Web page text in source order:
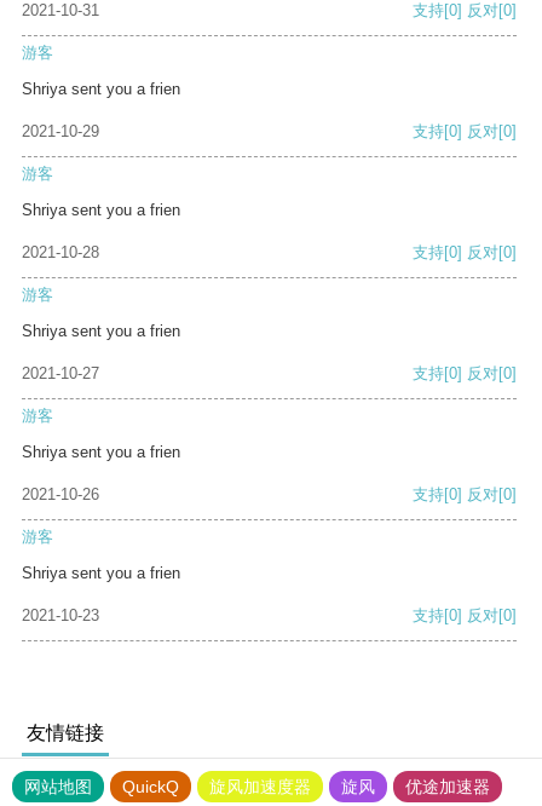
2021-10-31 支持[0] 反对[0]
游客
Shriya sent you a frien
2021-10-29 支持[0] 反对[0]
游客
Shriya sent you a frien
2021-10-28 支持[0] 反对[0]
游客
Shriya sent you a frien
2021-10-27 支持[0] 反对[0]
游客
Shriya sent you a frien
2021-10-26 支持[0] 反对[0]
游客
Shriya sent you a frien
2021-10-23 支持[0] 反对[0]
友情链接
网站地图 QuickQ 旋风加速度器 旋风
优途加速器